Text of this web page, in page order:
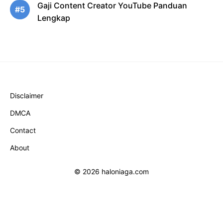
#5
Gaji Content Creator YouTube Panduan
Lengkap
Disclaimer
DMCA
Contact
About
© 2026 haloniaga.com